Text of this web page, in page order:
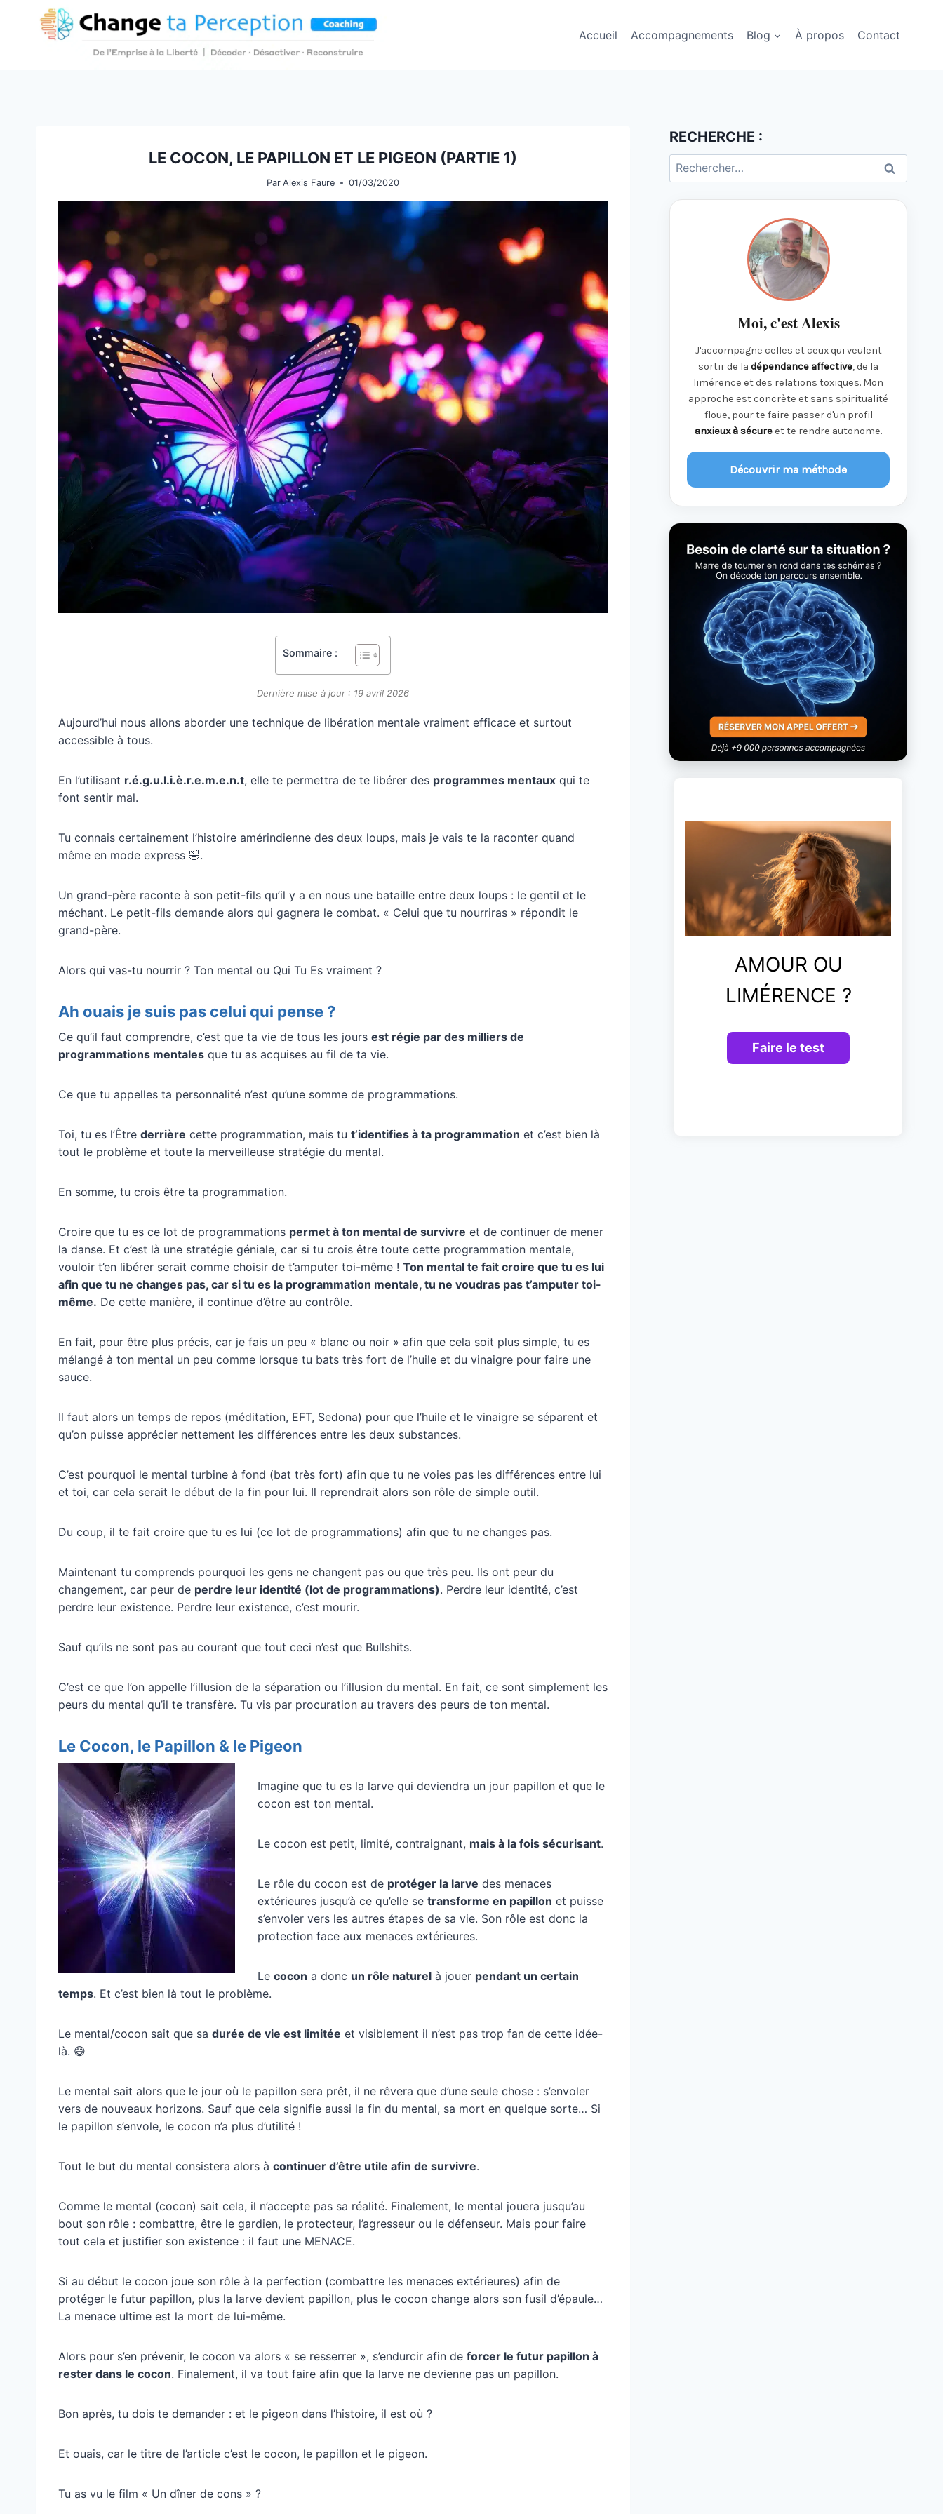
Accueil Accompagnements Blog À propos Contact
LE COCON, LE PAPILLON ET LE PIGEON (PARTIE 1)
Par Alexis Faure 01/03/2020
Sommaire :
Dernière mise à jour : 19 avril 2026
Aujourd’hui nous allons aborder une technique de libération mentale vraiment efficace et surtout
accessible à tous.
En l’utilisant r.é.g.u.l.i.è.r.e.m.e.n.t, elle te permettra de te libérer des programmes mentaux qui te
font sentir mal.
Tu connais certainement l’histoire amérindienne des deux loups, mais je vais te la raconter quand
même en mode express 🤣.
Un grand-père raconte à son petit-fils qu’il y a en nous une bataille entre deux loups : le gentil et le
méchant. Le petit-fils demande alors qui gagnera le combat. « Celui que tu nourriras » répondit le
grand-père.
Alors qui vas-tu nourrir ? Ton mental ou Qui Tu Es vraiment ?
Ah ouais je suis pas celui qui pense ?
Ce qu’il faut comprendre, c’est que ta vie de tous les jours est régie par des milliers de
programmations mentales que tu as acquises au fil de ta vie.
Ce que tu appelles ta personnalité n’est qu’une somme de programmations.
Toi, tu es l’Être derrière cette programmation, mais tu t’identifies à ta programmation et c’est bien là
tout le problème et toute la merveilleuse stratégie du mental.
En somme, tu crois être ta programmation.
Croire que tu es ce lot de programmations permet à ton mental de survivre et de continuer de mener
la danse. Et c’est là une stratégie géniale, car si tu crois être toute cette programmation mentale,
vouloir t’en libérer serait comme choisir de t’amputer toi-même ! Ton mental te fait croire que tu es lui
afin que tu ne changes pas, car si tu es la programmation mentale, tu ne voudras pas t’amputer toi-
même. De cette manière, il continue d’être au contrôle.
En fait, pour être plus précis, car je fais un peu « blanc ou noir » afin que cela soit plus simple, tu es
mélangé à ton mental un peu comme lorsque tu bats très fort de l’huile et du vinaigre pour faire une
sauce.
Il faut alors un temps de repos (méditation, EFT, Sedona) pour que l’huile et le vinaigre se séparent et
qu’on puisse apprécier nettement les différences entre les deux substances.
C’est pourquoi le mental turbine à fond (bat très fort) afin que tu ne voies pas les différences entre lui
et toi, car cela serait le début de la fin pour lui. Il reprendrait alors son rôle de simple outil.
Du coup, il te fait croire que tu es lui (ce lot de programmations) afin que tu ne changes pas.
Maintenant tu comprends pourquoi les gens ne changent pas ou que très peu. Ils ont peur du
changement, car peur de perdre leur identité (lot de programmations). Perdre leur identité, c’est
perdre leur existence. Perdre leur existence, c’est mourir.
Sauf qu’ils ne sont pas au courant que tout ceci n’est que Bullshits.
C’est ce que l’on appelle l’illusion de la séparation ou l’illusion du mental. En fait, ce sont simplement les
peurs du mental qu’il te transfère. Tu vis par procuration au travers des peurs de ton mental.
Le Cocon, le Papillon & le Pigeon
Imagine que tu es la larve qui deviendra un jour papillon et que le
cocon est ton mental.
Le cocon est petit, limité, contraignant, mais à la fois sécurisant.
Le rôle du cocon est de protéger la larve des menaces
extérieures jusqu’à ce qu’elle se transforme en papillon et puisse
s’envoler vers les autres étapes de sa vie. Son rôle est donc la
protection face aux menaces extérieures.
Le cocon a donc un rôle naturel à jouer pendant un certain
temps. Et c’est bien là tout le problème.
Le mental/cocon sait que sa durée de vie est limitée et visiblement il n’est pas trop fan de cette idée-
là. 😅
Le mental sait alors que le jour où le papillon sera prêt, il ne rêvera que d’une seule chose : s’envoler
vers de nouveaux horizons. Sauf que cela signifie aussi la fin du mental, sa mort en quelque sorte… Si
le papillon s’envole, le cocon n’a plus d’utilité !
Tout le but du mental consistera alors à continuer d’être utile afin de survivre.
Comme le mental (cocon) sait cela, il n’accepte pas sa réalité. Finalement, le mental jouera jusqu’au
bout son rôle : combattre, être le gardien, le protecteur, l’agresseur ou le défenseur. Mais pour faire
tout cela et justifier son existence : il faut une MENACE.
Si au début le cocon joue son rôle à la perfection (combattre les menaces extérieures) afin de
protéger le futur papillon, plus la larve devient papillon, plus le cocon change alors son fusil d’épaule…
La menace ultime est la mort de lui-même.
Alors pour s’en prévenir, le cocon va alors « se resserrer », s’endurcir afin de forcer le futur papillon à
rester dans le cocon. Finalement, il va tout faire afin que la larve ne devienne pas un papillon.
Bon après, tu dois te demander : et le pigeon dans l’histoire, il est où ?
Et ouais, car le titre de l’article c’est le cocon, le papillon et le pigeon.
Tu as vu le film « Un dîner de cons » ?
RECHERCHE :
Rechercher :
Moi, c'est Alexis
J'accompagne celles et ceux qui veulent
sortir de ladépendance affective, de la
limérence et des relations toxiques. Mon
approche est concrète et sans spiritualité
floue, pour te faire passer d'un profil
anxieux à sécureet te rendre autonome.
Découvrir ma méthode
AMOUR OU
LIMÉRENCE ?